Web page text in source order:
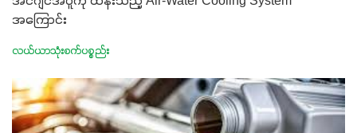
အကြောင်း
လယ်ယာသုံးစက်ပစ္စည်း